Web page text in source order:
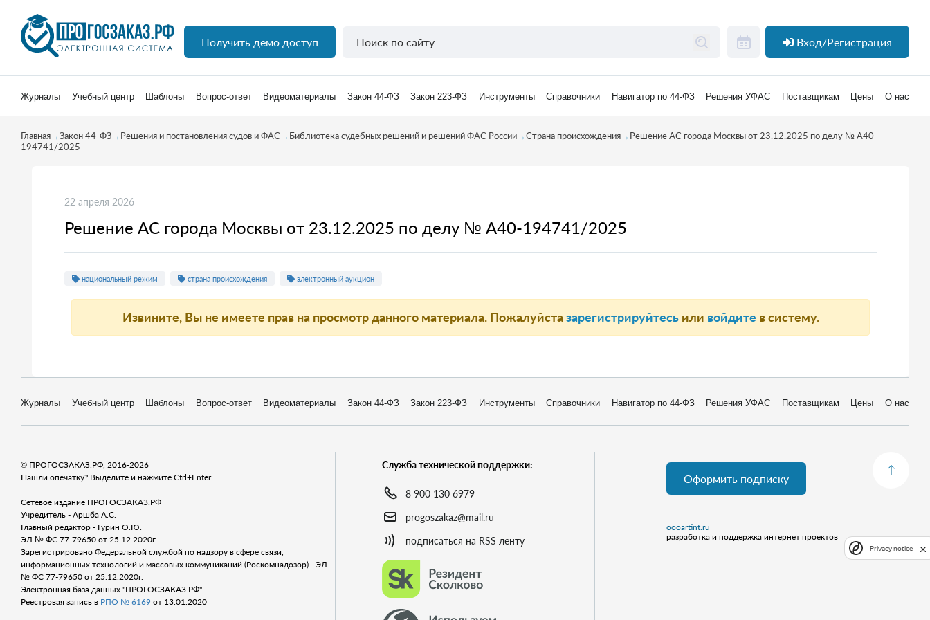
Получить демо доступ Вход/Регистрация
Журналы Учебный центр Шаблоны Вопрос-ответ Видеоматериалы Закон 44-ФЗ Закон 223-ФЗ Инструменты Справочники Навигатор по 44-ФЗ Решения УФАС Поставщикам Цены О нас
Главная→Закон 44-ФЗ→Решения и постановления судов и ФАС→Библиотека судебных решений и решений ФАС России→Страна происхождения→Решение АС города Москвы от 23.12.2025 по делу № А40-
194741/2025
22 апреля 2026
Решение АС города Москвы от 23.12.2025 по делу № А40-194741/2025
национальный режим страна происхождения электронный аукцион
Извините, Вы не имеете прав на просмотр данного материала. Пожалуйстазарегистрируйтесьили войдите в систему.
Журналы Учебный центр Шаблоны Вопрос-ответ Видеоматериалы Закон 44-ФЗ Закон 223-ФЗ Инструменты Справочники Навигатор по 44-ФЗ Решения УФАС Поставщикам Цены О нас
© ПРОГОСЗАКАЗ.РФ, 2016-2026
Нашли опечатку? Выделите и нажмите Ctrl+Enter
Сетевое издание ПРОГОСЗАКАЗ.РФ
Учредитель - Аршба А.С.
Главный редактор - Гурин О.Ю.
ЭЛ № ФС 77-79650 от 25.12.2020г.
Зарегистрировано Федеральной службой по надзору в сфере связи,
информационных технологий и массовых коммуникаций (Роскомнадозор) - ЭЛ
№ ФС 77-79650 от 25.12.2020г.
Электронная база данных "ПРОГОСЗАКАЗ.РФ"
Реестровая запись в РПО № 6169 от 13.01.2020
Служба технической поддержки:
8 900 130 6979
progoszakaz@mail.ru
подписаться на RSS ленту
Оформить подписку
oooartint.ru
разработка и поддержка интернет проектов
Privacy notice